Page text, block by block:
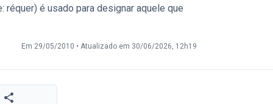
réquer) é usado para designar aquele que
Em 29/05/2010 • Atualizado em 30/06/2026, 12h19